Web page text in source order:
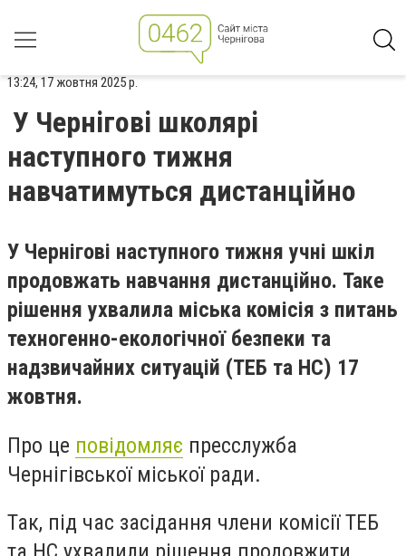
13:24, 17 жовтня 2025 р.
У Чернігові школярі
наступного тижня
навчатимуться дистанційно
У Чернігові наступного тижня учні шкіл
продовжать навчання дистанційно. Таке
рішення ухвалила міська комісія з питань
техногенно-екологічної безпеки та
надзвичайних ситуацій (ТЕБ та НС) 17
жовтня.
Про це повідомляє пресслужба
Чернігівської міської ради.
Так, під час засідання члени комісії ТЕБ